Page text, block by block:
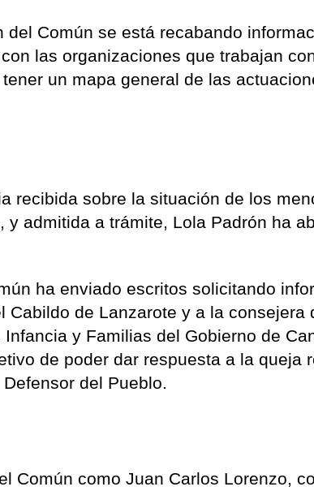
del Común se está recabando
las organizaciones que trabajan
un mapa general de las
recibida sobre la situación de los
y admitida a trámite, Lola Padrón ha
ha enviado escritos solicitando
Cabildo de Lanzarote y a la consejera
y Familias del Gobierno de
de poder dar respuesta a la queja
del Pueblo.
Común como Juan Carlos Lorenzo,